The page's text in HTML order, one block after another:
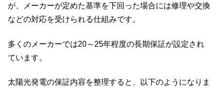
が、メーカーが定めた基準を下回った場合には修理や交換
などの対応を受けられる仕組みです。
多くのメーカーでは20～25年程度の長期保証が設定され
ています。
太陽光発電の保証内容を整理すると、以下のようになりま